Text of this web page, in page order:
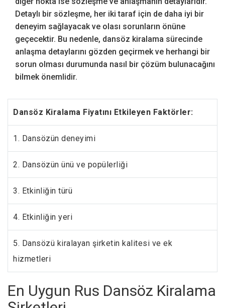
Detaylı bir sözleşme, her iki taraf için de daha iyi bir
deneyim sağlayacak ve olası sorunların önüne
geçecektir. Bu nedenle, dansöz kiralama sürecinde
anlaşma detaylarını gözden geçirmek ve herhangi bir
sorun olması durumunda nasıl bir çözüm bulunacağını
bilmek önemlidir.
Dansöz Kiralama Fiyatını Etkileyen Faktörler:
1. Dansözün deneyimi
2. Dansözün ünü ve popülerliği
3. Etkinliğin türü
4. Etkinliğin yeri
5. Dansözü kiralayan şirketin kalitesi ve ek
hizmetleri
En Uygun Rus Dansöz Kiralama